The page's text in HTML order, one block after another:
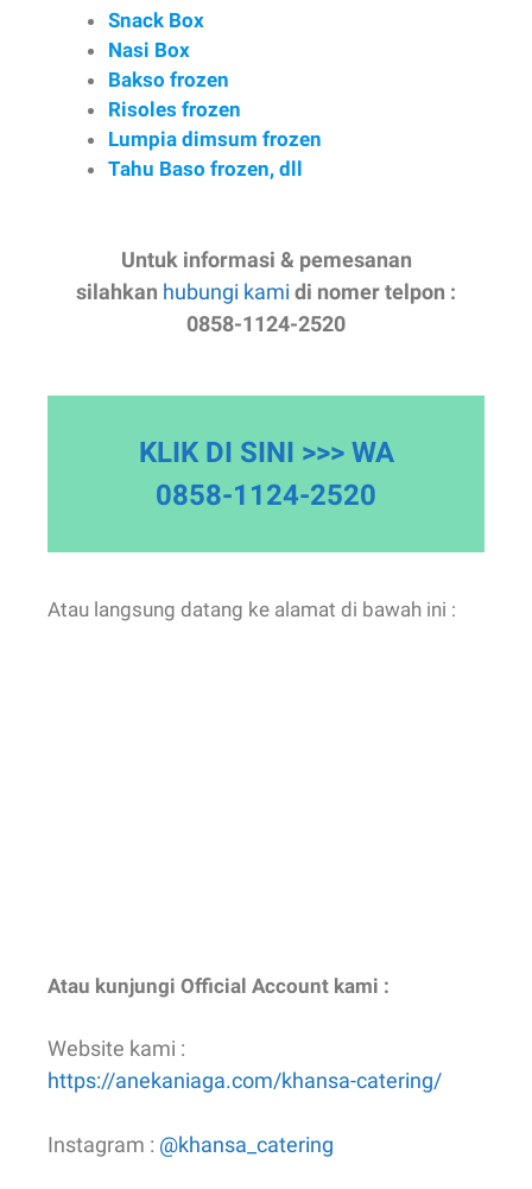
Tahu Baso frozen, dll
Untuk informasi & pemesanan
silahkanhubungi kamidi nomer telpon :
0858-1124-2520
KLIK DI SINI >>> WA
Atau langsung datang ke alamat di bawah ini :
Instagram :@khansa_catering
Fans Page : Khansa Catering